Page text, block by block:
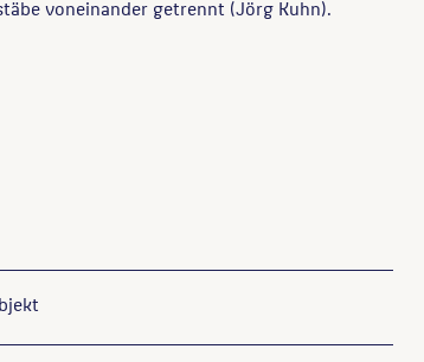
voneinander getrennt (Jörg Kuhn).